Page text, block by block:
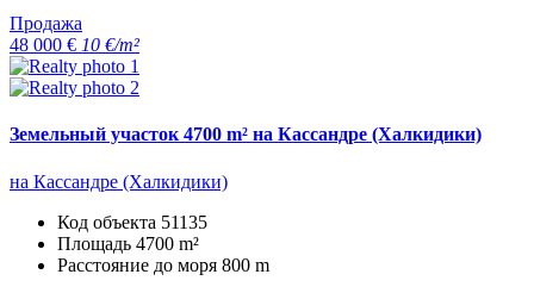
Продажа
48 000 € 10 €/m²
Земельный участок 4700 m² на Кассандре (Халкидики)
на Кассандре (Халкидики)
Код объекта 51135
Площадь 4700 m²
Расстояние до моря 800 m